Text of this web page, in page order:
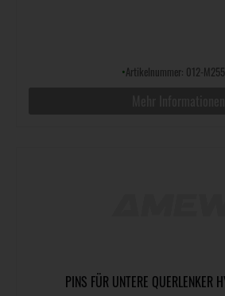
•Artikelnummer: 012-
PINS FÜR UNTERE QUERLENKER